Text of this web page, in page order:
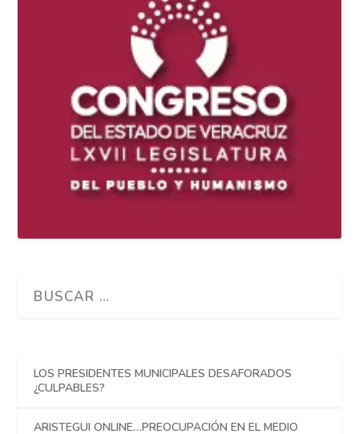
LOS PRESIDENTES MUNICIPALES DESAFORADOS
¿CULPABLES?
ARISTEGUI ONLINE…PREOCUPACIÓN EN EL MEDIO